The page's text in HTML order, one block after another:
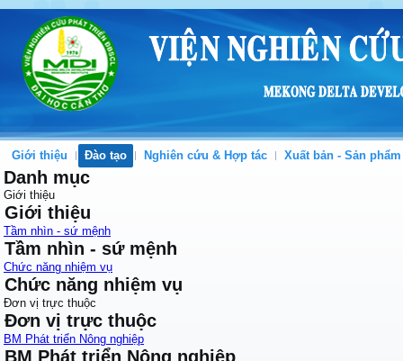
Giới thiệu Đào tạo Nghiên cứu & Hợp tác Xuất bản - Sản phẩm
Danh mục
Giới thiệu
Giới thiệu
Tầm nhìn - sứ mệnh
Tầm nhìn - sứ mệnh
Chức năng nhiệm vụ
Chức năng nhiệm vụ
Đơn vị trực thuộc
Đơn vị trực thuộc
BM Phát triển Nông nghiệp
BM Phát triển Nông nghiệp